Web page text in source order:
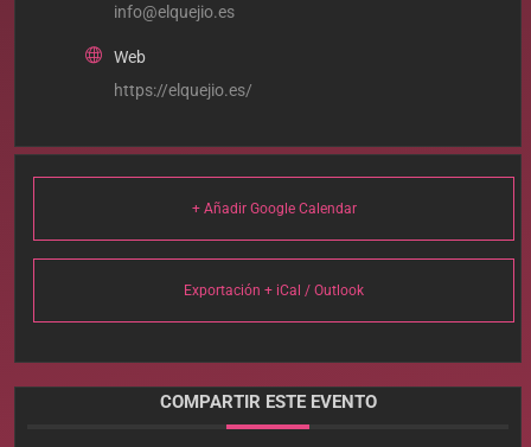
info@elquejio.es
Web
https://elquejio.es/
+ Añadir Google Calendar
Exportación + iCal / Outlook
COMPARTIR ESTE EVENTO